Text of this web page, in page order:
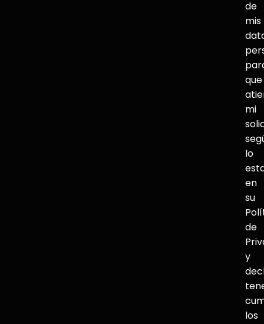
de
mis
que
mi
lo
en
su
de
y
los